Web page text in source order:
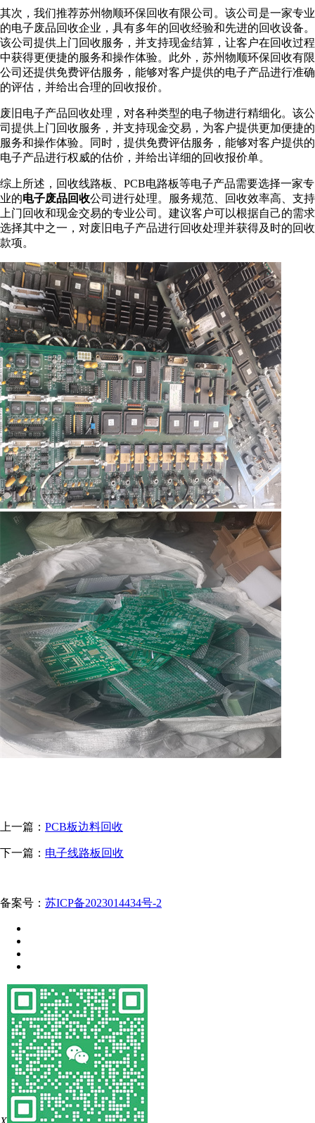
其次，我们推荐苏州物顺环保回收有限公司。该公司是一家专业
的电子废品回收企业，具有多年的回收经验和先进的回收设备。
该公司提供上门回收服务，并支持现金结算，让客户在回收过程
中获得更便捷的服务和操作体验。此外，苏州物顺环保回收有限
公司还提供免费评估服务，能够对客户提供的电子产品进行准确
的评估，并给出合理的回收报价。
废旧电子产品回收处理，对各种类型的电子物进行精细化。该公
司提供上门回收服务，并支持现金交易，为客户提供更加便捷的
服务和操作体验。同时，提供免费评估服务，能够对客户提供的
电子产品进行权威的估价，并给出详细的回收报价单。
综上所述，回收线路板、PCB电路板等电子产品需要选择一家专
业的电子废品回收公司进行处理。服务规范、回收效率高、支持
上门回收和现金交易的专业公司。建议客户可以根据自己的需求
选择其中之一，对废旧电子产品进行回收处理并获得及时的回收
款项。
上一篇： PCB板边料回收
下一篇： 电子线路板回收
备案号： 苏ICP备2023014434号-2